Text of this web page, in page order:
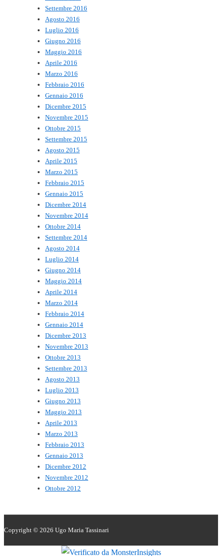
Settembre 2016
Agosto 2016
Luglio 2016
Giugno 2016
Maggio 2016
Aprile 2016
Marzo 2016
Febbraio 2016
Gennaio 2016
Dicembre 2015
Novembre 2015
Ottobre 2015
Settembre 2015
Agosto 2015
Aprile 2015
Marzo 2015
Febbraio 2015
Gennaio 2015
Dicembre 2014
Novembre 2014
Ottobre 2014
Settembre 2014
Agosto 2014
Luglio 2014
Giugno 2014
Maggio 2014
Aprile 2014
Marzo 2014
Febbraio 2014
Gennaio 2014
Dicembre 2013
Novembre 2013
Ottobre 2013
Settembre 2013
Agosto 2013
Luglio 2013
Giugno 2013
Maggio 2013
Aprile 2013
Marzo 2013
Febbraio 2013
Gennaio 2013
Dicembre 2012
Novembre 2012
Ottobre 2012
Copyright © 2026 Ugo Maria Tassinari